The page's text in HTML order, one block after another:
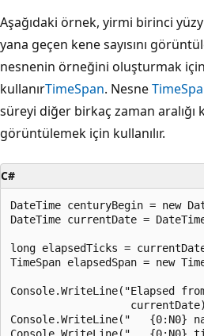
Aşağıdaki örnek, yirmi birinci
yana geçen kene sayısını
nesnenin örneğini oluşturmak
kullanırTimeSpan. Nesne
süreyi diğer birkaç zaman aralığı
görüntülemek için kullanılır.
C#
DateTime centuryBegin = new
DateTime currentDate =
long elapsedTicks =
TimeSpan elapsedSpan = new
Console.WriteLine("Elapsed
Console.WriteLine("   {0:N0}
Console.WriteLine("   {0:N0}